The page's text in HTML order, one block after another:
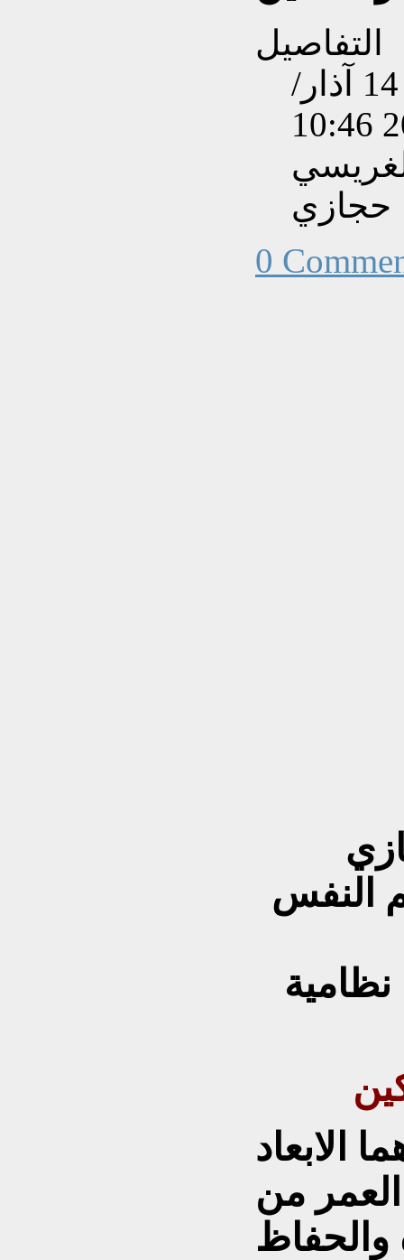
التفاصيل
تم إنشاءه بتاريخ الجمعة, 14 آذار/
حجازي
0
النفس
الابعاد
العمر من
والحفاظ